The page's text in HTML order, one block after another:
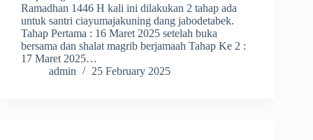
Ramadhan 1446 H kali ini dilakukan 2 tahap ada
untuk santri ciayumajakuning dang jabodetabek.
Tahap Pertama : 16 Maret 2025 setelah buka
bersama dan shalat magrib berjamaah Tahap Ke 2 :
17 Maret 2025…
admin
25 February 2025